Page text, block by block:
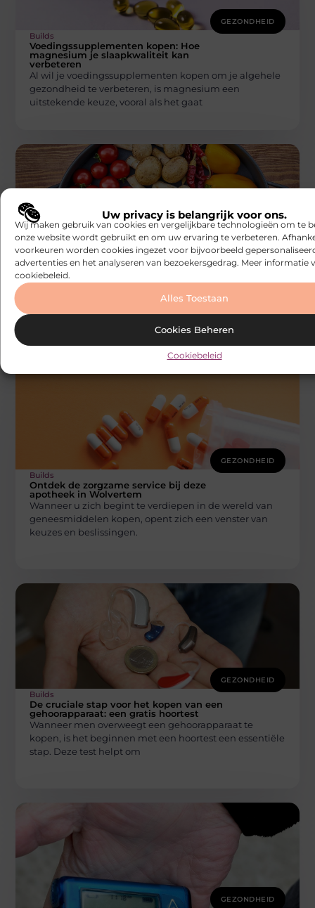
Uw privacy is belangrijk voor ons.
Wij maken gebruik van cookies en vergelijkbare technologieën om te
onze website wordt gebruikt en om uw ervaring te verbeteren.
voorkeuren worden cookies ingezet voor bijvoorbeeld
advertenties en het analyseren van bezoekersgedrag. Meer informatie
cookiebeleid.
Alles Toestaan
Cookies Beheren
Cookiebeleid
GEZONDHEID
Builds
Voedingssupplementen kopen: Hoe
magnesium je slaapkwaliteit kan
verbeteren
Al wil je voedingssupplementen kopen om je algehele
gezondheid te verbeteren, is magnesium een
uitstekende keuze, vooral als het gaat
GEZONDHEID
Builds
Begin met één gezonde stap vooruit
Het starten met een gezonde levensstijl hoeft geen
GEZONDHEID
Builds
Ontdek de zorgzame service bij deze
apotheek in Wolvertem
Wanneer u zich begint te verdiepen in de wereld van
geneesmiddelen kopen, opent zich een venster van
keuzes en beslissingen.
GEZONDHEID
Builds
De cruciale stap voor het kopen van een
gehoorapparaat: een gratis hoortest
Wanneer men overweegt een gehoorapparaat te
kopen, is het beginnen met een hoortest een essentiële
stap. Deze test helpt om
GEZONDHEID